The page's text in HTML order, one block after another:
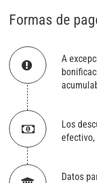
Formas de
A
Los
efectivo,
Datos